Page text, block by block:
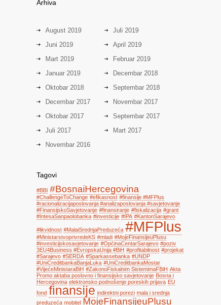
Arhiva
August 2019
Juli 2019
Juni 2019
April 2019
Mart 2019
Februar 2019
Januar 2019
Decembar 2018
Oktobar 2018
Septembar 2018
Decembar 2017
Novembar 2017
Oktobar 2017
Septembar 2017
Juli 2017
Mart 2017
Novembar 2016
Tagovi
#BBI #BosnaiHercegovina
#ChallengeToChange #efikasnost #finansije #MFPlus
#racionalizacijaposlovanja #analizaposlovanja #savjetovanje
#FinansijskoSavjetovanje #finansiranje #fiskalizacija #grant
#IntesaSanpaolobanka #investicije #IPA #KantonSarajevo
#likvidnost #MalaiSrednjaPreduzeća #MFPlus
#MinistarstvoprivredeKS #mladi #MojeFinansijeuPlusu
#investicijskosavjetovanje #OpćinaCentarSarajevo #poziv
3EU4Business #EvropskaUnija #BiH #profitabilnost #projekat
#Sarajevo #SERDA #Sparkassebanka #UNDP
#UniCreditbankaBanjaLuka #UniCreditbankaMostar
#VijećeMinistaraBiH #ZakonoFiskalnim SistemimaFBiH Akta
Promo aktaba poslovno i finansijsko savjetovanje Bosna i
Hercegovina elektronsko podnošenje poreskih prijava EU
fond finansije indirektni porezi mala i srednja
preduzeća mobitel MojeFinansijeuPlusu